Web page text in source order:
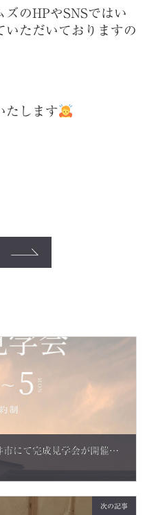
のHPやSNSではい
いただいておりますの
たします
【告知】8/2(金)～8/5(月) に福井市にて完成見学会が開催されます
次の記事